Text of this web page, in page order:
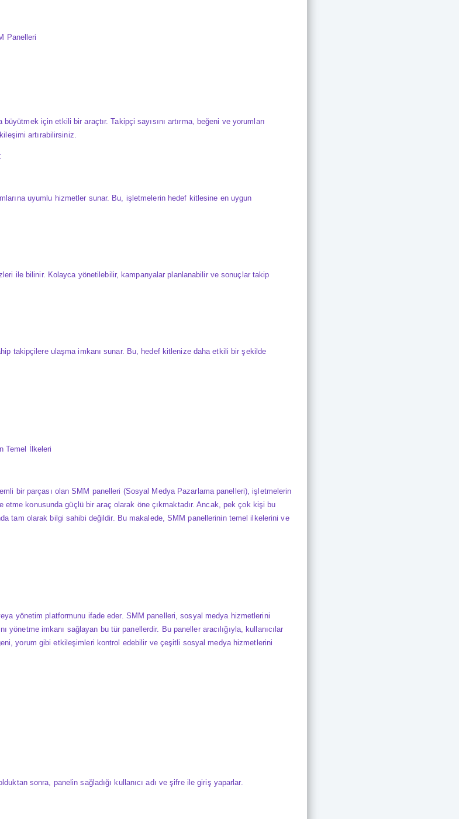
Panelleri
için etkili bir araçtır. Takipçi sayısını artırma, beğeni ve yorumları
artırabilirsiniz.
uyumlu hizmetler sunar. Bu, işletmelerin hedef kitlesine en uygun
ile bilinir. Kolayca yönetilebilir, kampanyalar planlanabilir ve sonuçlar takip
takipçilere ulaşma imkanı sunar. Bu, hedef kitlenize daha etkili bir şekilde
Temel İlkeleri
bir parçası olan SMM panelleri (Sosyal Medya Pazarlama panelleri), işletmelerin
etme konusunda güçlü bir araç olarak öne çıkmaktadır. Ancak, pek çok kişi bu
tam olarak bilgi sahibi değildir. Bu makalede, SMM panellerinin temel ilkelerini ve
yönetim platformunu ifade eder. SMM panelleri, sosyal medya hizmetlerini
yönetme imkanı sağlayan bu tür panellerdir. Bu paneller aracılığıyla, kullanıcılar
yorum gibi etkileşimleri kontrol edebilir ve çeşitli sosyal medya hizmetlerini
sonra, panelin sağladığı kullanıcı adı ve şifre ile giriş yaparlar.